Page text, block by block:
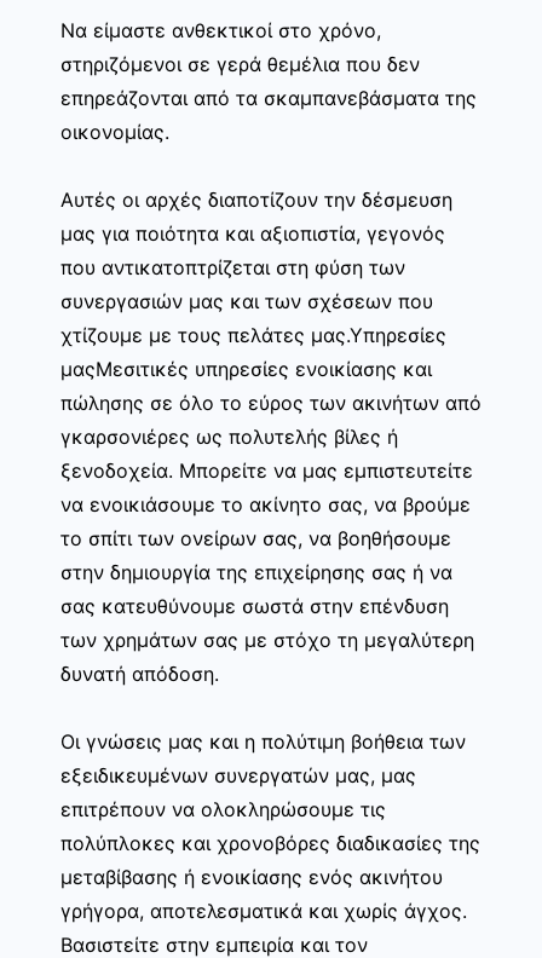
Να είμαστε ανθεκτικοί στο χρόνο,
στηριζόμενοι σε γερά θεμέλια που δεν
επηρεάζονται από τα σκαμπανεβάσματα της
οικονομίας.
Αυτές οι αρχές διαποτίζουν την δέσμευση
μας για ποιότητα και αξιοπιστία, γεγονός
που αντικατοπτρίζεται στη φύση των
συνεργασιών μας και των σχέσεων που
χτίζουμε με τους πελάτες μας.Υπηρεσίες
μαςΜεσιτικές υπηρεσίες ενοικίασης και
πώλησης σε όλο το εύρος των ακινήτων από
γκαρσονιέρες ως πολυτελής βίλες ή
ξενοδοχεία. Μπορείτε να μας εμπιστευτείτε
να ενοικιάσουμε το ακίνητο σας, να βρούμε
το σπίτι των ονείρων σας, να βοηθήσουμε
στην δημιουργία της επιχείρησης σας ή να
σας κατευθύνουμε σωστά στην επένδυση
των χρημάτων σας με στόχο τη μεγαλύτερη
δυνατή απόδοση.
Οι γνώσεις μας και η πολύτιμη βοήθεια των
εξειδικευμένων συνεργατών μας, μας
επιτρέπουν να ολοκληρώσουμε τις
πολύπλοκες και χρονοβόρες διαδικασίες της
μεταβίβασης ή ενοικίασης ενός ακινήτου
γρήγορα, αποτελεσματικά και χωρίς άγχος.
Βασιστείτε στην εμπειρία και τον